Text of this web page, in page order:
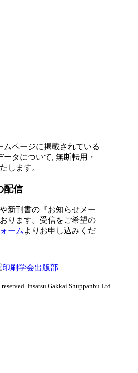
ムページに掲載されている
タについて, 無断転用・
します。
配信
新刊書の『お知らせメー
ります。 受信をご希望の
ームよりお申し込みくだ
Insatsu Gakkai Shuppanbu Ltd.